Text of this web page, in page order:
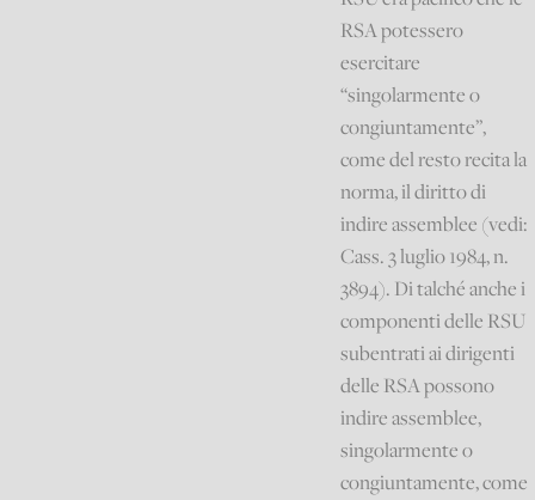
RSA potessero
esercitare
“singolarmente o
congiuntamente”,
come del resto recita la
norma, il diritto di
indire assemblee (vedi:
Cass. 3 luglio 1984, n.
3894). Di talché anche i
componenti delle RSU
subentrati ai dirigenti
delle RSA possono
indire assemblee,
singolarmente o
congiuntamente, come